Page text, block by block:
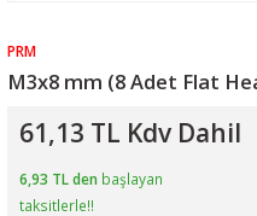
PRM
M3x8 mm (8 Adet Flat
61,13 TL Kdv Dahil
6,93 TL den başlayan
taksitlerle!!